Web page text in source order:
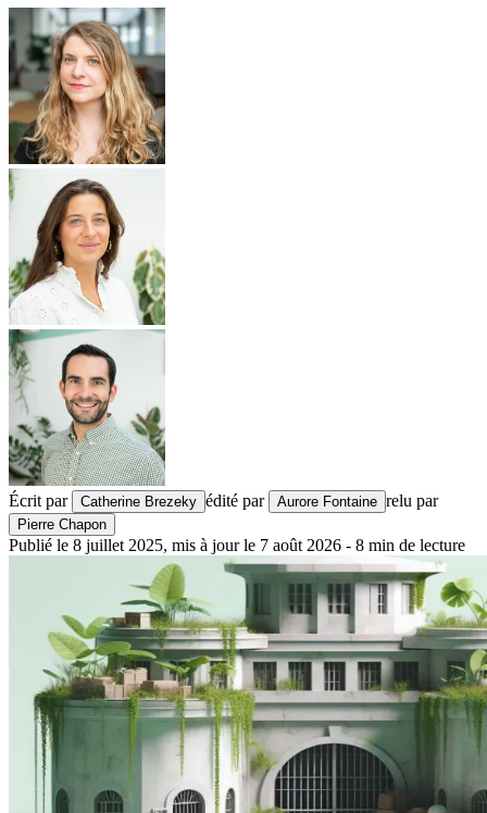
Écrit par Catherine Brezeky édité par Aurore Fontaine relu par
Pierre Chapon
Publié le 8 juillet 2025, mis à jour le 7 août 2026 - 8 min de lecture